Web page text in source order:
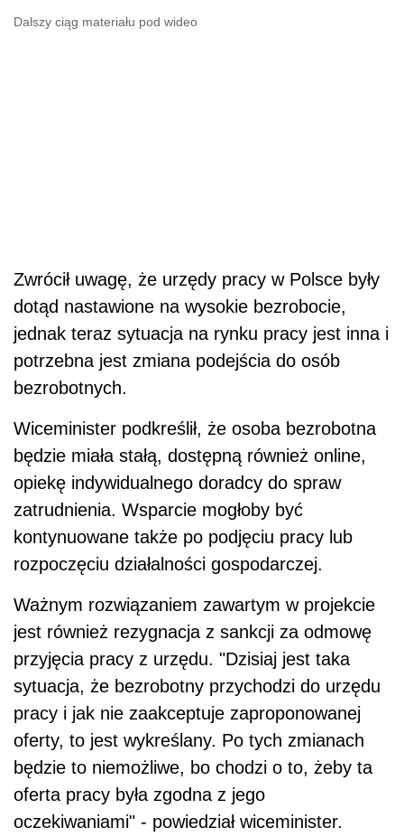
Dalszy ciąg materiału pod wideo
Zwrócił uwagę, że urzędy pracy w Polsce były
dotąd nastawione na wysokie bezrobocie,
jednak teraz sytuacja na rynku pracy jest inna i
potrzebna jest zmiana podejścia do osób
bezrobotnych.
Wiceminister podkreślił, że osoba bezrobotna
będzie miała stałą, dostępną również online,
opiekę indywidualnego doradcy do spraw
zatrudnienia. Wsparcie mogłoby być
kontynuowane także po podjęciu pracy lub
rozpoczęciu działalności gospodarczej.
Ważnym rozwiązaniem zawartym w projekcie
jest również rezygnacja z sankcji za odmowę
przyjęcia pracy z urzędu. "Dzisiaj jest taka
sytuacja, że bezrobotny przychodzi do urzędu
pracy i jak nie zaakceptuje zaproponowanej
oferty, to jest wykreślany. Po tych zmianach
będzie to niemożliwe, bo chodzi o to, żeby ta
oferta pracy była zgodna z jego
oczekiwaniami" - powiedział wiceminister.